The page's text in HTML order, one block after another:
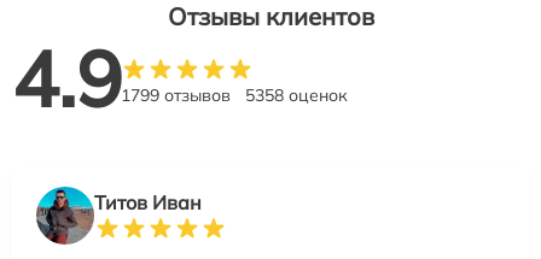
Отзывы клиентов
4.91799 отзывов 5358 оценок
Титов Иван